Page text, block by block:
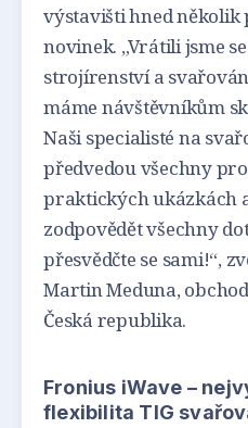
výstavišti hned
novinek. „Vrátili jsme
strojírenství a
máme návštěvníkům
Naši specialisté na
předvedou všechny
praktických ukázkách
zodpovědět všechny
přesvědčte se sami!“,
Martin Meduna,
Česká republika.
Fronius iWave –
flexibilita TIG